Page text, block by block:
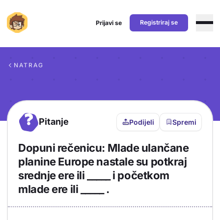
Prijavi se Registriraj se
NATRAG
? Pitanje Podijeli Spremi
Dopuni rečenicu: Mlade ulančane
planine Europe nastale su potkraj
srednje ere ili _____ i početkom
mlade ere ili _____ .